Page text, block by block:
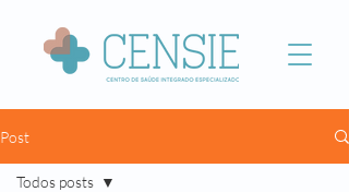
Post
Todos posts